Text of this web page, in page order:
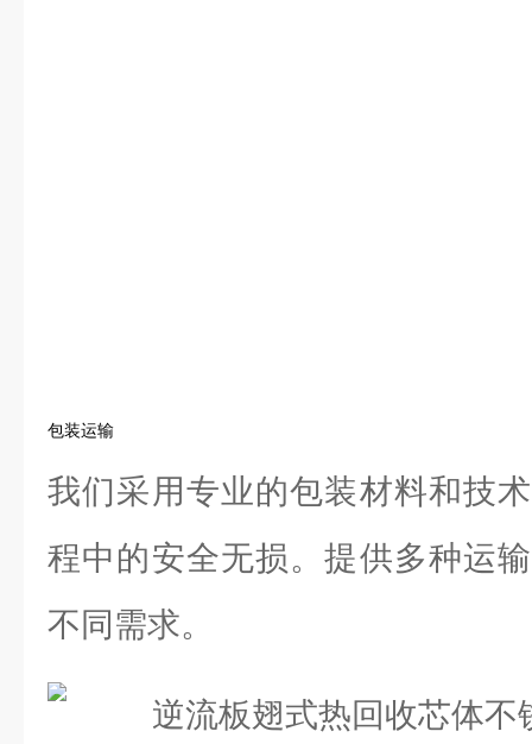
包装运输
我们采用专业的包装材料和技
程中的安全无损。提供多种运
不同需求。